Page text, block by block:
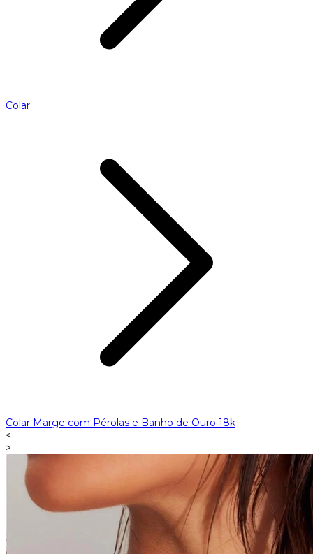
Colar
Colar Marge com Pérolas e Banho de Ouro 18k
<
>